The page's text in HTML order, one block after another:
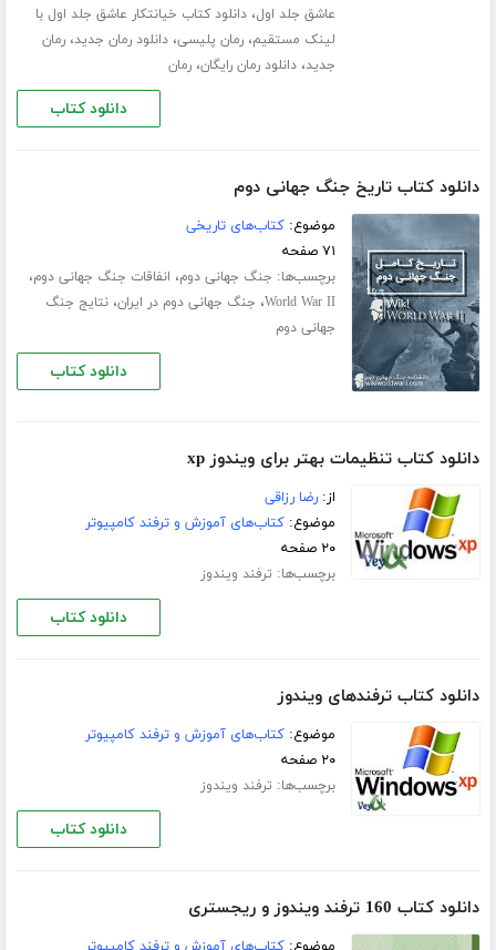
عاشق جلد اول،دانلود کتاب خیانتکار عاشق جلد اول با
لینک مستقیم،رمان پلیسی،دانلود رمان جدید،رمان
جدید،دانلود رمان رایگان،رمان
دانلود کتاب
دانلود کتاب تاریخ جنگ جهانی دوم
موضوع:کتاب‌های تاریخی
۷۱ صفحه
برچسب‌ها: جنگ جهانی دوم، انفاقات جنگ جهانی دوم،
World War II، جنگ جهانی دوم در ایران،نتایج جنگ
جهانی دوم
دانلود کتاب
دانلود کتاب تنظیمات بهتر برای ویندوز xp
از:رضا رزاقی
موضوع:کتاب‌های آموزش و ترفند کامپیوتر
۲۰ صفحه
برچسب‌ها: ترفند ویندوز
دانلود کتاب
دانلود کتاب ترفندهای ویندوز
موضوع:کتاب‌های آموزش و ترفند کامپیوتر
۲۰ صفحه
برچسب‌ها: ترفند ویندوز
دانلود کتاب
دانلود کتاب 160 ترفند ویندوز و ریجستری